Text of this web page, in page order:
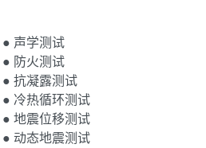
● 声学测试
● 防火测试
● 抗凝露测试
● 冷热循环测试
● 地震位移测试
● 动态地震测试